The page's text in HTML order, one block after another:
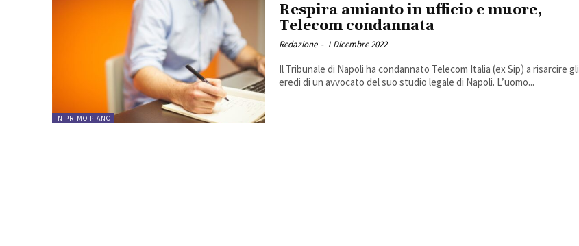
IN PRIMO PIANO
Respira amianto in ufficio e muore,
Telecom condannata
Redazione - 1 Dicembre 2022
Il Tribunale di Napoli ha condannato Telecom Italia (ex Sip) a risarcire gli
eredi di un avvocato del suo studio legale di Napoli. L’uomo...